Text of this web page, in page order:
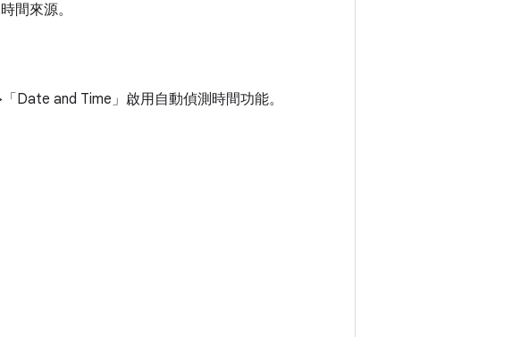
間來源。
Date and Time」 啟用自動偵測時間功能。